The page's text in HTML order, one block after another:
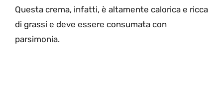
Questa crema, infatti, è altamente calorica e ricca
di grassi e deve essere consumata con
parsimonia.